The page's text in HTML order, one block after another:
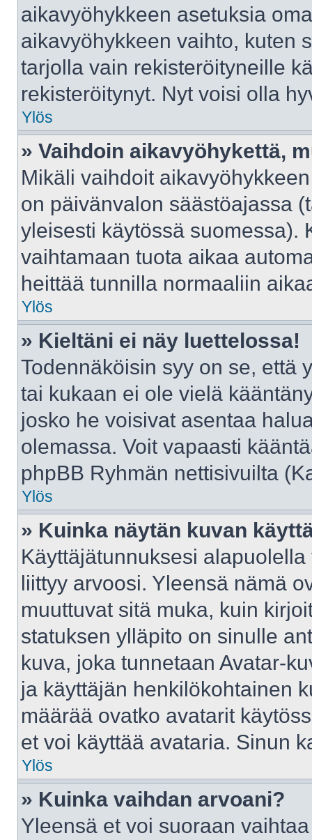
aikavyöhykkeen asetuksia
aikavyöhykkeen vaihto, kuten
tarjolla vain rekisteröityneille
rekisteröitynyt. Nyt voisi olla
Ylös
» Vaihdoin aikavyöhykettä,
Mikäli vaihdoit
on päivänvalon säästöajassa
yleisesti käytössä suomessa).
vaihtamaan tuota aikaa
heittää tunnilla normaaliin
Ylös
» Kieltäni ei näy luettelossa!
Todennäköisin syy on se, että
tai kukaan ei ole vielä
josko he voisivat asentaa
olemassa. Voit vapaasti
phpBB Ryhmän nettisivuilta
Ylös
» Kuinka näytän kuvan
Käyttäjätunnuksesi
liittyy arvoosi. Yleensä nämä
muuttuvat sitä muka, kuin
statuksen ylläpito on sinulle
kuva, joka tunnetaan Avatar-
ja käyttäjän henkilökohtainen
määrää ovatko avatarit
et voi käyttää avataria. Sinun
Ylös
» Kuinka vaihdan arvoani?
Yleensä et voi suoraan